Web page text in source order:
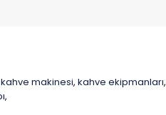
makinesi, kahve ekipmanları,
,